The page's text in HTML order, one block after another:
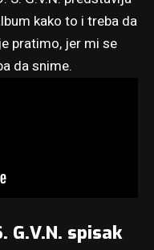
kako to i treba da
pratimo, jer mi se
da snime.
​G​.​V​.​N. spisak